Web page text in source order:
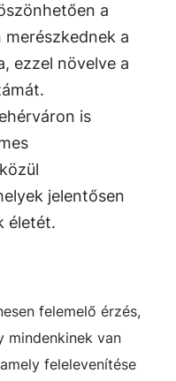
a
a
ezzel növelve a
is
jelentősen
életét.
felemelő érzés,
mindenkinek van
felelevenítése